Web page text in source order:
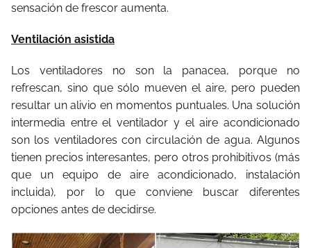
sensación de frescor aumenta.
Ventilación asistida
Los ventiladores no son la panacea, porque no
refrescan, sino que sólo mueven el aire, pero pueden
resultar un alivio en momentos puntuales. Una solución
intermedia entre el ventilador y el aire acondicionado
son los ventiladores con circulación de agua. Algunos
tienen precios interesantes, pero otros prohibitivos (más
que un equipo de aire acondicionado, instalación
incluida), por lo que conviene buscar diferentes
opciones antes de decidirse.